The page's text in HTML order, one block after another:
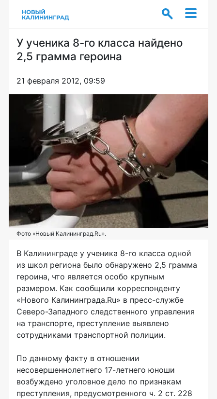
У ученика 8-го класса найдено
2,5 грамма героина
21 февраля 2012, 09:59
Фото «Новый Калининград.Ru».
В Калининграде у ученика 8-го класса одной
из школ региона было обнаружено 2,5 грамма
героина, что является особо крупным
размером. Как сообщили корреспонденту
«Нового Калининграда.Ru» в пресс-службе
Северо-Западного следственного управления
на транспорте, преступление выявлено
сотрудниками транспортной полиции.
По данному факту в отношении
несовершеннолетнего 17-летнего юноши
возбуждено уголовное дело по признакам
преступления, предусмотренного ч. 2 ст. 228